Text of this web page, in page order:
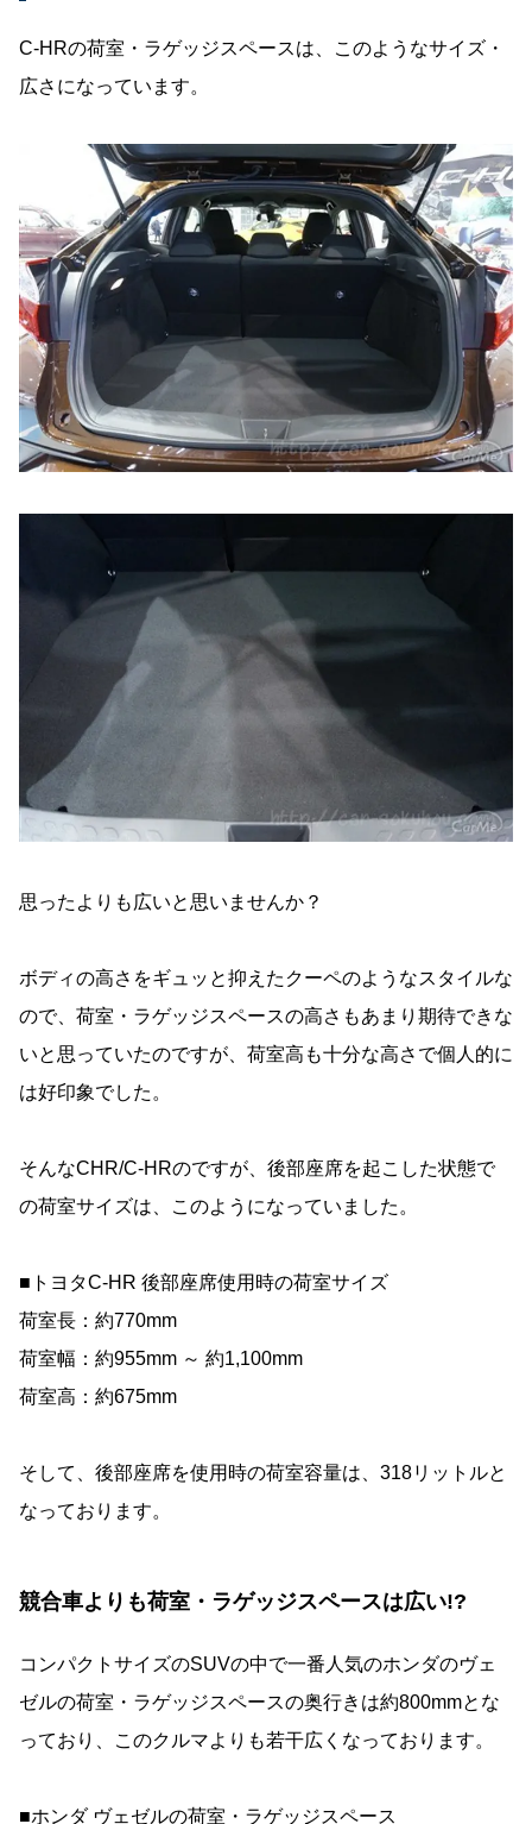
C-HRの荷室・ラゲッジスペースは、このようなサイズ・
広さになっています。
思ったよりも広いと思いませんか？
ボディの高さをギュッと抑えたクーペのようなスタイルな
ので、荷室・ラゲッジスペースの高さもあまり期待できな
いと思っていたのですが、荷室高も十分な高さで個人的に
は好印象でした。
そんなCHR/C-HRのですが、後部座席を起こした状態で
の荷室サイズは、このようになっていました。
■トヨタC-HR 後部座席使用時の荷室サイズ
荷室長：約770mm
荷室幅：約955mm ～ 約1,100mm
荷室高：約675mm
そして、後部座席を使用時の荷室容量は、318リットルと
なっております。
競合車よりも荷室・ラゲッジスペースは広い!?
コンパクトサイズのSUVの中で一番人気のホンダのヴェ
ゼルの荷室・ラゲッジスペースの奥行きは約800mmとな
っており、このクルマよりも若干広くなっております。
■ホンダ ヴェゼルの荷室・ラゲッジスペース